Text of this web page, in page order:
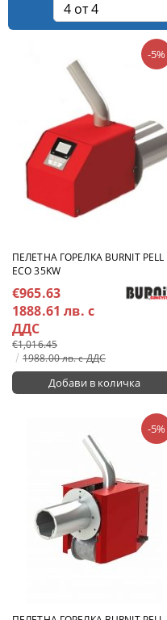
ПЕЛЕТНА ГОРЕЛКА BURNIT PELL
ECO 35KW
-5%
€965.63
1888.61 лв. с
ДДС
€1,016.45
1988.00 лв. с ДДС
-5%